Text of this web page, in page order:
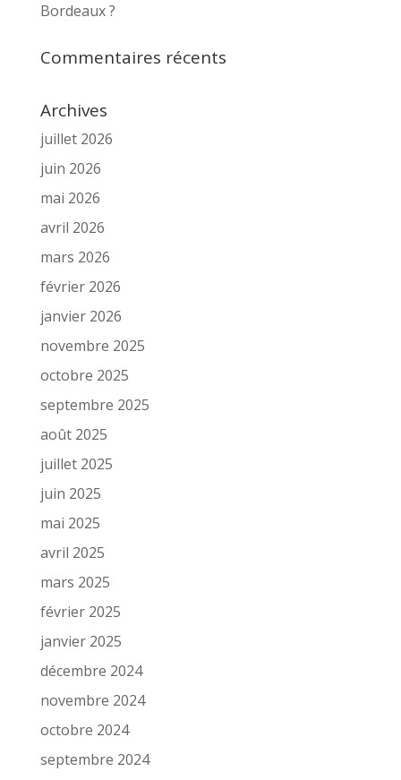
Bordeaux ?
Commentaires récents
Archives
juillet 2026
juin 2026
mai 2026
avril 2026
mars 2026
février 2026
janvier 2026
novembre 2025
octobre 2025
septembre 2025
août 2025
juillet 2025
juin 2025
mai 2025
avril 2025
mars 2025
février 2025
janvier 2025
décembre 2024
novembre 2024
octobre 2024
septembre 2024